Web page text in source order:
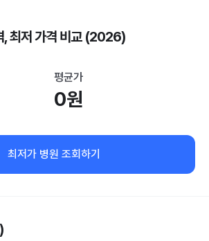
, 최저 가격 비교 (2026)
평균가
0원
최저가 병원 조회하기